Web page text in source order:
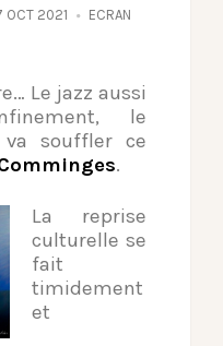
OCT 2021
ECRAN
Le jazz aussi
le
souffler ce
.
La reprise
culturelle se
fait
timidement
et